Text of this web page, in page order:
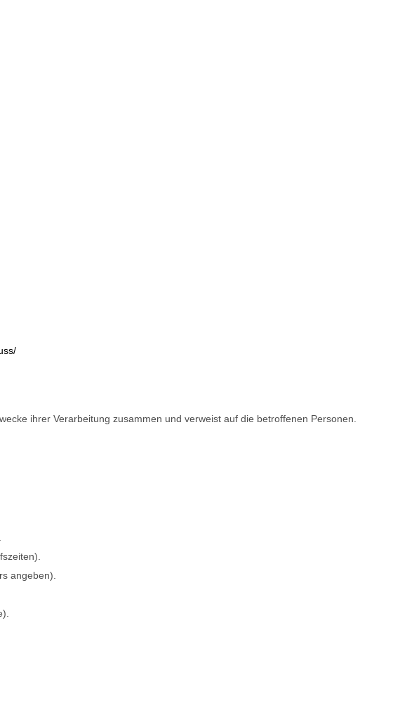
ihrer Verarbeitung zusammen und verweist auf die betroffenen Personen.
angeben).